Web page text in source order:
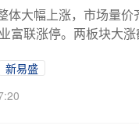
体大幅上涨，市场量
富联涨停。两板块大
新易盛